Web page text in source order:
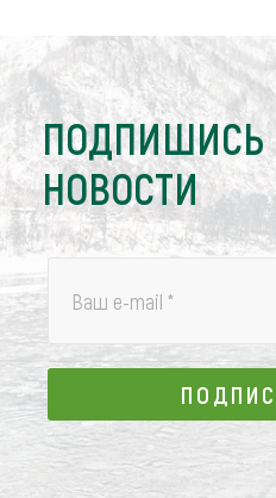
ПОДПИШИСЬ
НОВОСТИ
Ваш e-mail *